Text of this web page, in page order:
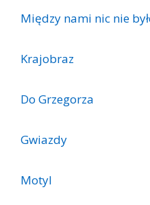
Między nami nic nie
Krajobraz
Do Grzegorza
Gwiazdy
Motyl